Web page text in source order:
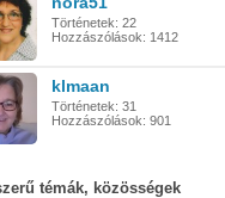
Történetek: 22
Hozzászólások: 1412
klmaan
Történetek: 31
Hozzászólások: 901
témák, közösségek